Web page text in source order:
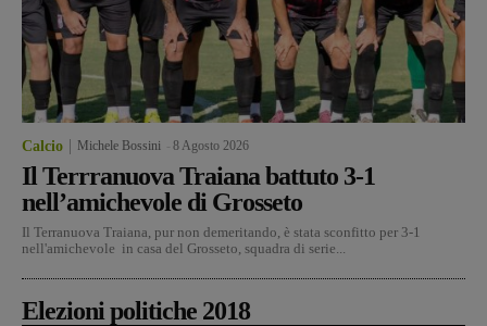
Calcio Michele Bossini 8 Agosto 2026
Il Terrranuova Traiana battuto 3-1
nell’amichevole di Grosseto
Il Terranuova Traiana, pur non demeritando, è stata sconfitto per 3-1
nell'amichevole in casa del Grosseto, squadra di serie...
Elezioni politiche 2018